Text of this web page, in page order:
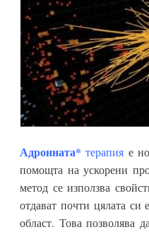
Адронната* терапия е
помощта на ускорени
метод се използва
отдават почти цялата си
област. Това позволява